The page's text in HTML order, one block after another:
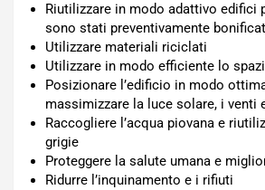
Riutilizzare in modo adattivo edifici
sono stati preventivamente
Utilizzare materiali riciclati
Utilizzare in modo efficiente lo
Posizionare l’edificio in modo
massimizzare la luce solare, i venti
Raccogliere l’acqua piovana e
grigie
Proteggere la salute umana e
Ridurre l’inquinamento e i rifiuti